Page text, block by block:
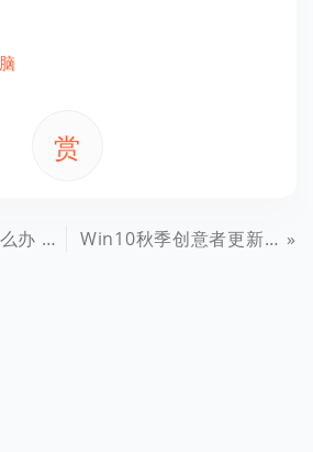
赏
解决攻略 Win10秋季创意者更新开机弹出屏幕键盘的解决方法